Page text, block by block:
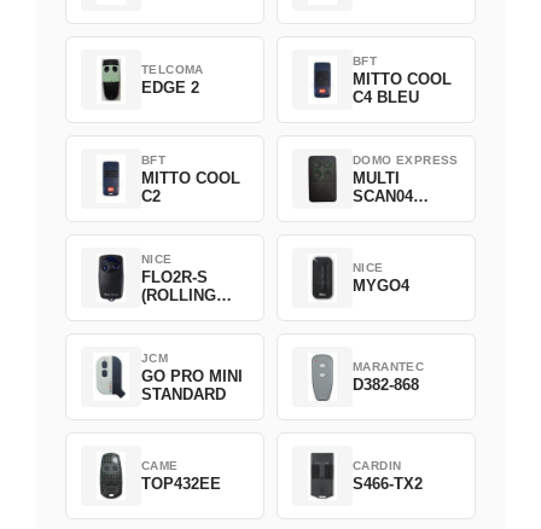
TELCOMA
EDGE 2
BFT
MITTO COOL
C4 BLEU
BFT
MITTO COOL
C2
DOMO EXPRESS
MULTI
SCAN04
NICE
FLO2R-S
(ROLLING
NICE
MYGO4
JCM
GO PRO MINI
STANDARD
MARANTEC
D382-868
CAME
TOP432EE
CARDIN
S466-TX2